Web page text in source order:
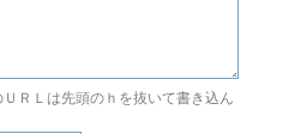
ＵＲＬは先頭のｈを抜いて書き込ん